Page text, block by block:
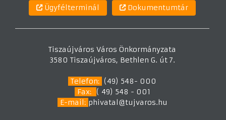
Ügyfélterminál Dokumentumtár
Tiszaújváros Város Önkormányzata
3580 Tiszaújváros, Bethlen G. út 7.
Telefon: (49) 548- 000
Fax: ( 49) 548 - 001
E-mail: phivatal@tujvaros.hu